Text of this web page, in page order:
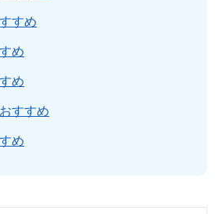
すめ
め
め
すすめ
め